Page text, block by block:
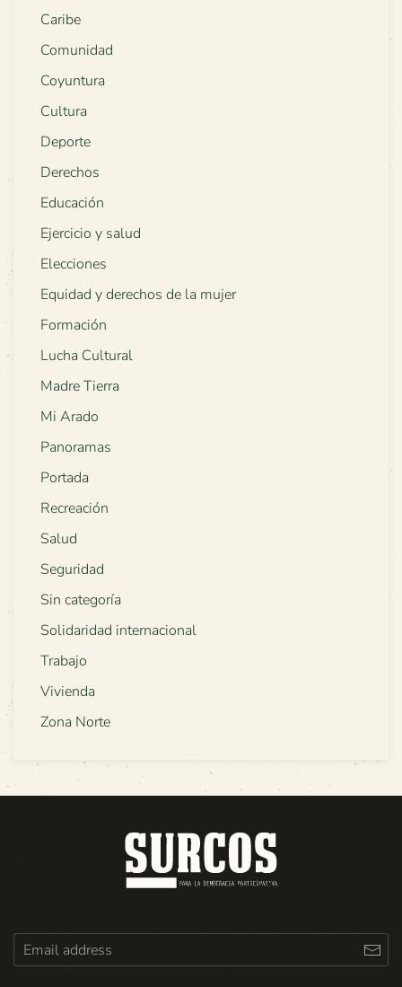
Caribe
Comunidad
Coyuntura
Cultura
Deporte
Derechos
Educación
Ejercicio y salud
Elecciones
Equidad y derechos de la mujer
Formación
Lucha Cultural
Madre Tierra
Mi Arado
Panoramas
Portada
Recreación
Salud
Seguridad
Sin categoría
Solidaridad internacional
Trabajo
Vivienda
Zona Norte